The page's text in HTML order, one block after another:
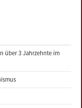
über 3 Jahrzehnte im